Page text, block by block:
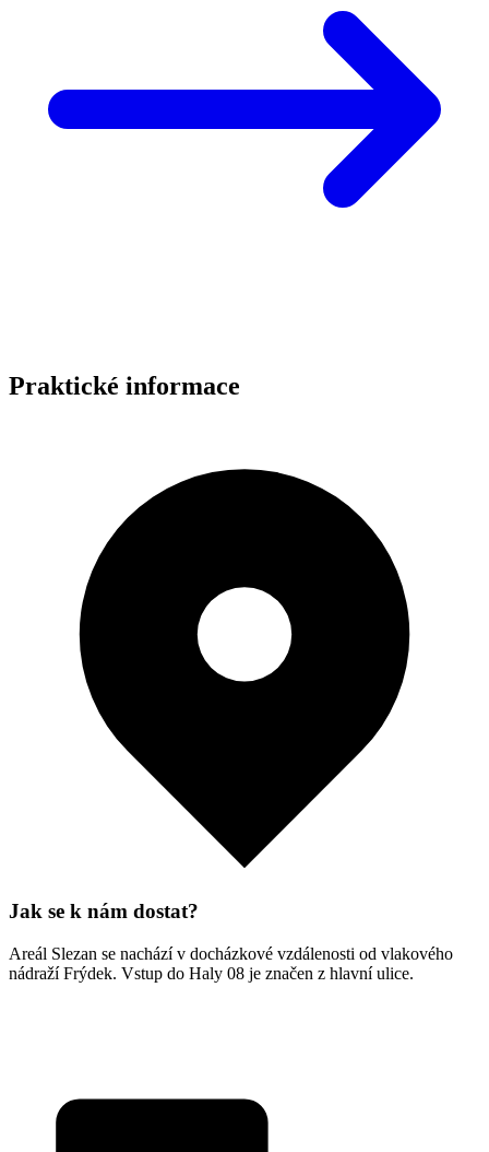
Praktické informace
Jak se k nám dostat?
Areál Slezan se nachází v docházkové vzdálenosti od vlakového
nádraží Frýdek. Vstup do Haly 08 je značen z hlavní ulice.